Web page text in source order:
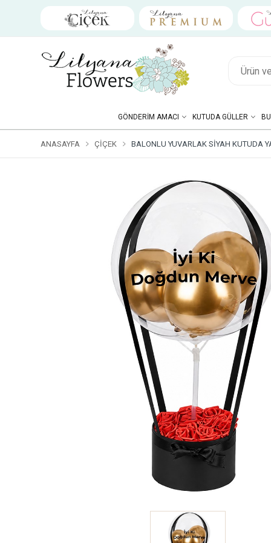
GÖNDERIM AMACI KUTUDA GÜLLER
ANASAYFA ÇIÇEK BALONLU YUVARLAK SIYAH KUTUDA